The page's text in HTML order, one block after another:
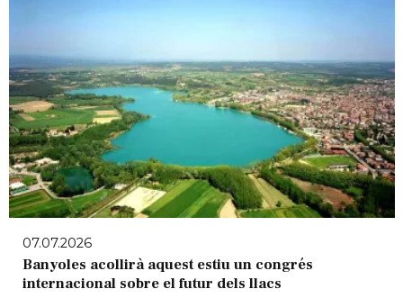
07.07.2026
Banyoles acollirà aquest estiu un congrés
internacional sobre el futur dels llacs